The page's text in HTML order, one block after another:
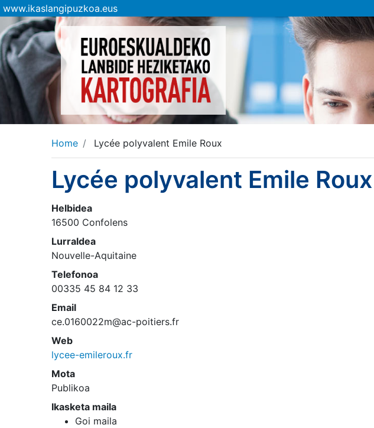
www.ikaslangipuzkoa.eus
Home Lycée polyvalent Emile Roux
Lycée polyvalent Emile Roux
Helbidea
16500 Confolens
Lurraldea
Nouvelle-Aquitaine
Telefonoa
00335 45 84 12 33
Email
ce.0160022m@ac-poitiers.fr
Web
lycee-emileroux.fr
Mota
Publikoa
Ikasketa maila
Goi maila